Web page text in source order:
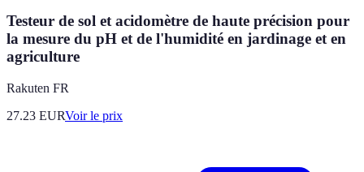
Testeur de sol et acidomètre de haute précision pour
la mesure du pH et de l'humidité en jardinage et en
agriculture
Rakuten FR
27.23 EURVoir le prix